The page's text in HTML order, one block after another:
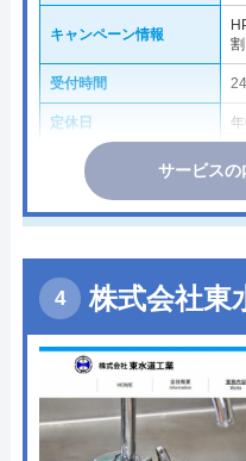
キャンペーン情報
受付時間
定休日
サービスの
株式会社東